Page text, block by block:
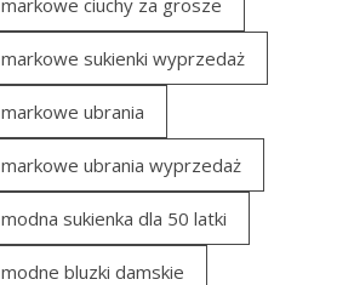
markowe ciuchy za grosze
markowe sukienki wyprzedaż
markowe ubrania
markowe ubrania wyprzedaż
modna sukienka dla 50 latki
modne bluzki damskie